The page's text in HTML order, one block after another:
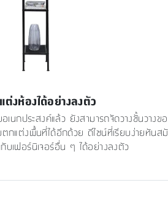
ต่งห้องได้อย่างลงตัว
เนกประสงค์แล้ว ยังสามารถจัดวางชั้นวางข
ตกแต่งพื้นที่ได้อีกด้วย ดีไซน์ที่เรียบง่ายทันส
กับเฟอร์นิเจอร์อื่น ๆ ได้อย่างลงตัว